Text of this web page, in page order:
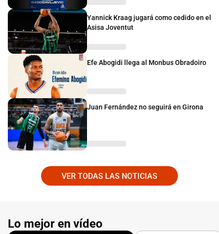
Yannick Kraag jugará como cedido en el
Asisa Joventut
Efe Abogidi llega al Monbus Obradoiro
Juan Fernández no seguirá en Girona
VER TODAS LAS NOTICIAS
Lo mejor en vídeo